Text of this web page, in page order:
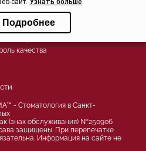
звонок
качества
- Стоматология в Санкт-
(знак обслуживания) №250906
защищены. При перепечатке
Информация на сайте не
Подробнее